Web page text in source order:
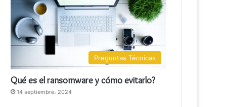
Preguntas Técnicas
Qué es el ransomware y cómo evitarlo?
14 septiembre، 2024